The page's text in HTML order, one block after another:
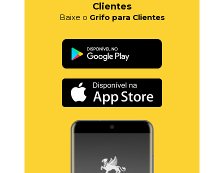
Clientes
Baixe o Grifo para Clientes